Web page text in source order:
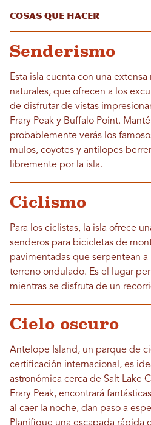
Cosas que hacer
Senderismo
Esta isla cuenta con una
naturales, que ofrecen a los
de disfrutar de vistas
Frary Peak y Buffalo Point.
probablemente verás los
mulos, coyotes y antílopes
libremente por la isla.
Ciclismo
Para los ciclistas, la isla ofrece
senderos para bicicletas de
pavimentadas que serpentean a
terreno ondulado. Es el lugar
mientras se disfruta de un
Cielo oscuro
Antelope Island, un parque de
certificación internacional, es
astronómica cerca de Salt Lake
Frary Peak, encontrará
al caer la noche, dan paso a